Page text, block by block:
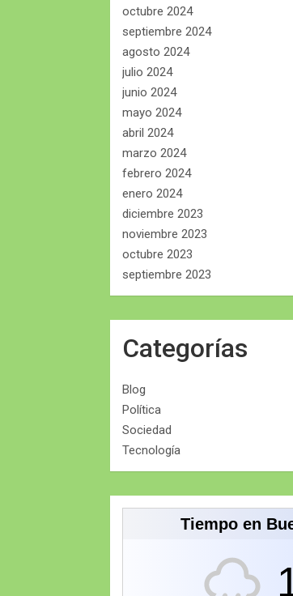
octubre 2024
septiembre 2024
agosto 2024
julio 2024
junio 2024
mayo 2024
abril 2024
marzo 2024
febrero 2024
enero 2024
diciembre 2023
noviembre 2023
octubre 2023
septiembre 2023
Categorías
Blog
Política
Sociedad
Tecnología
Tiempo en